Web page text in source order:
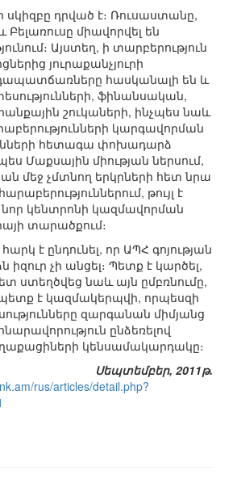
դրված է։ Ռուսաստանը,
միավորվել են
Այստեղ, ի տարբերություն
յուրաքանչյուրի
հասկանալի են և
ֆինանսական,
շուկաների, ինչպես նաև
կարգավորման
հետագա փոխադարձ
Մաքսային միության ներսում,
մեջ չմտնող երկրների հետ նրա
թույլ է
նոր կենտրոնի կազմավորման
տարածքում։
է ընդունել, որ ԱՊՀ գոյության
չի անցել։ Պետք է կարծել,
ստեղծվեց նաև այն ըմբռնումը,
պետք է կազմակերպվի, որպեսզի
զարգանան միմյանց
ընձեռելով
կենսամակարդակը։
Սեպտեմբեր, 2011թ.
rus/articles/detail.php?